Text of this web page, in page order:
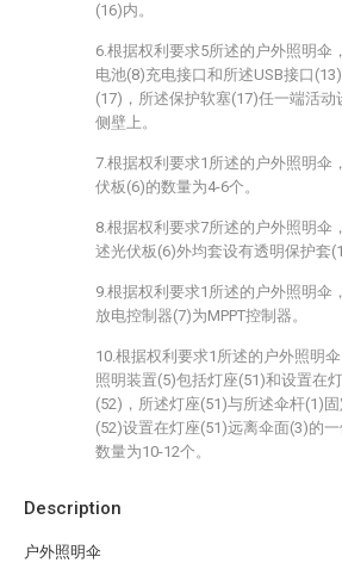
Description
户外照明伞
(16)内。
6.根据权利要求5所述的户外照明伞
电池(8)充电接口和所述USB接口
(17)，所述保护软塞(17)任一端活动
侧壁上。
7.根据权利要求1所述的户外照明伞
伏板(6)的数量为4-6个。
8.根据权利要求7所述的户外照明伞
述光伏板(6)外均套设有透明保护套
9.根据权利要求1所述的户外照明伞
放电控制器(7)为MPPT控制器。
10.根据权利要求1所述的户外照明
照明装置(5)包括灯座(51)和设置在
(52)，所述灯座(51)与所述伞杆(1)
(52)设置在灯座(51)远离伞面(3)的
数量为10-12个。